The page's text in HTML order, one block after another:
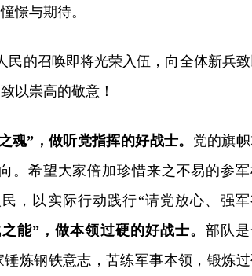
憬与期待。
民的召唤即将光荣入伍，向全体新兵
以崇高的敬意！
魂”，做听党指挥的好战士。 党的旗
。希望大家倍加珍惜来之不易的参
，以实际行动践行“请党放心、强
能”，做本领过硬的好战士。 部队
炼钢铁意志，苦练军事本领，锻炼